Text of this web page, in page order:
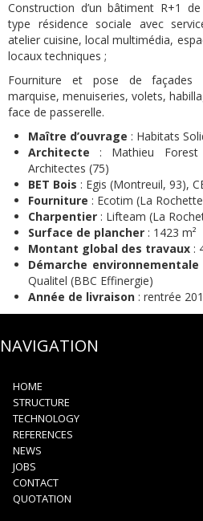
Construction d’un bâtiment R+1
type résidence sociale avec
atelier cuisine, local multimédia,
locaux techniques ;
Fourniture et pose de façades
marquise, menuiseries, volets,
face de passerelle.
Maître d’ouvrage : Habitats
Architecte : Mathieu Forest
Architectes (75)
BET Bois : Egis (Montreuil, 93),
Fourniture : Ecotim (La
Charpentier : Lifteam (La
Surface de plancher : 1423 m²
Montant global des travaux :
Démarche environnementale
Qualitel (BBC Effinergie)
Année de livraison : rentrée
NAVIGATION
HOME
STRUCTURE
TECHNOLOGY
REFERENCES
NEWS
JOBS
CONTACT
QUOTATION